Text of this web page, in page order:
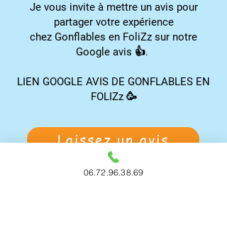
Je vous invite à mettre un avis pour
partager votre expérience
chez Gonflables en FoliZz sur notre
Google avis 👍.
LIEN GOOGLE AVIS DE GONFLABLES EN
FOLIZz 🥳
Laissez un avis
06.72.96.38.69